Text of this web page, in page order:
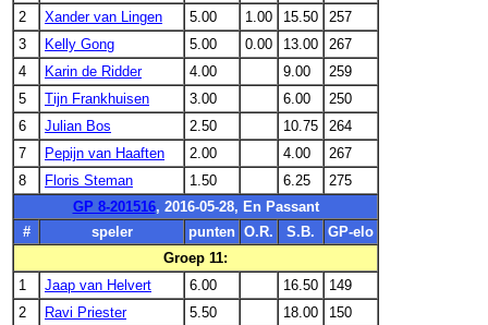
2
Xander van Lingen 5.00 1.00 15.50
257
3
Kelly Gong 5.00 0.00 13.00
267
4
Karin de Ridder 4.00 9.00
259
5
Tijn Frankhuisen 3.00 6.00
250
6
Julian Bos 2.50 10.75
264
7
Pepijn van Haaften 2.00 4.00
267
8
Floris Steman 1.50 6.25
275
GP 8-201516, 2016-05-28, En Passant
#
speler punten O.R. S.B.
GP-elo
Groep 11:
1
Jaap van Helvert 6.00 16.50
149
2
Ravi Priester 5.50 18.00
150